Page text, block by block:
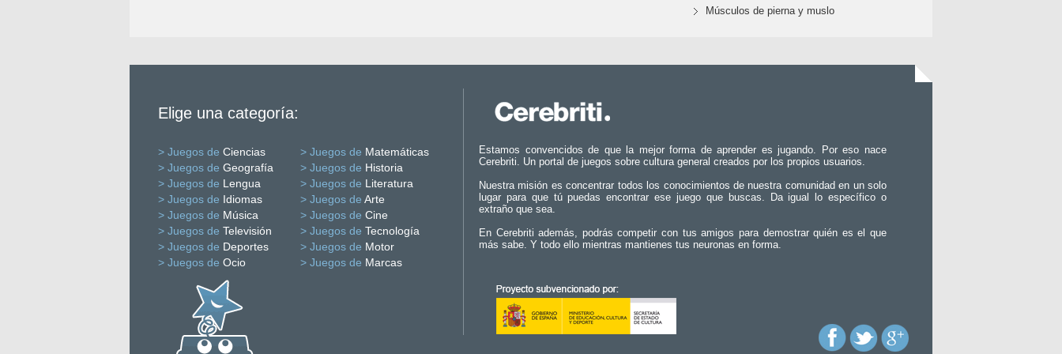
Músculos de pierna y muslo
Elige una categoría:
> Juegos de Ciencias > Juegos de Matemáticas
> Juegos de Geografía > Juegos de Historia
> Juegos de Lengua > Juegos de Literatura
> Juegos de Idiomas > Juegos de Arte
> Juegos de Música > Juegos de Cine
> Juegos de Televisión > Juegos de Tecnología
> Juegos de Deportes > Juegos de Motor
> Juegos de Ocio > Juegos de Marcas
Estamos convencidos de que la mejor forma de aprender es jugando. Por eso nace
Cerebriti. Un portal de juegos sobre cultura general creados por los propios usuarios.
Nuestra misión es concentrar todos los conocimientos de nuestra comunidad en un solo
lugar para que tú puedas encontrar ese juego que buscas. Da igual lo específico o
extraño que sea.
En Cerebriti además, podrás competir con tus amigos para demostrar quién es el que
más sabe. Y todo ello mientras mantienes tus neuronas en forma.